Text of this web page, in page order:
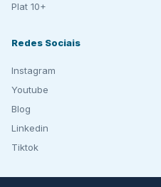
Plat 10+
Redes Sociais
Instagram
Youtube
Blog
Linkedin
Tiktok